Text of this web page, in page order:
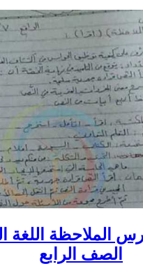
الملاحظة اللغة
الصف الرابع